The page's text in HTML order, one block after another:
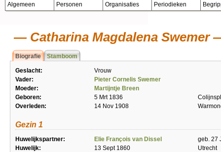
Algemeen Personen Organisaties Periodieken
Catharina Magdalena Swemer
Biografie Stamboom
Geslacht:
Vrouw
Vader:
Pieter Cornelis Swemer
Moeder:
Martijntje Breen
Geboren:
5 Mrt 1836
Overleden:
14 Nov 1908
Gezin 1
Huwelijkspartner: Elie François van Dissel
geb. 27
Huwelijk:
13 Sept 1860
Utrecht